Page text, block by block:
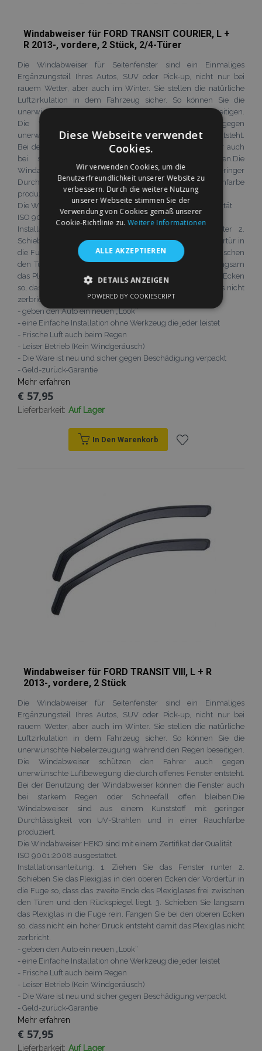
Windabweiser für FORD TRANSIT COURIER, L +
R 2013-, vordere, 2 Stück, 2/4-Türer
Die Windabweiser für Seitenfenster sind ein Einmaliges
Ergänzungsteil Ihres Autos, SUV oder Pick-up, nicht nur bei
rauem Wetter, aber auch im Winter. Sie stellen die natürliche
Luftzirkulation in dem Fahrzeug sicher. So können Sie die
unerwünschte Nebelerzeugung während den Regen beseitigen.
Die Windabweiser schützen den Fahrer auch gegen
unerwünschte Luftbewegung die durch offenes Fenster entsteht.
Bei der Benutzung der Windabweiser können die Fenster auch
bei starkem Regen oder Schneefall offen bleiben.Die
Windabweiser sind aus einem Kunststoff mit geringer
Durchlässigkeit von UV-Strahlen und in einer Rauchfarbe
produziert.
Die Windabweiser HEKO sind mit einem Zertifikat der Qualität
ISO 9001:2008 ausgestattet.
Installationsanleitung: 1. Ziehen Sie das Fenster runter 2.
Schieben Sie das Plexiglas in den oberen Ecken der Vordertür in
die Fuge so, dass das zweite Ende des Plexiglases frei zwischen
den Türen und den Rückspiegel liegt. 3. Schieben Sie langsam
das Plexiglas in die Fuge rein. Fangen Sie bei den oberen Ecken
so, dass nicht ein hoher Druck entsteht damit das Plexiglas nicht
zerbricht.
- geben den Auto ein neuen „Look“
- eine Einfache Installation ohne Werkzeug die jeder leistet
- Frische Luft auch beim Regen
- Leiser Betrieb (Kein Windgeräusch)
- Die Ware ist neu und sicher gegen Beschädigung verpackt
- Geld-zurück-Garantie
Mehr erfahren
€ 57,95
Lieferbarkeit: Auf Lager
In Den Warenkorb
hinzufügen
Windabweiser für FORD TRANSIT VIII, L + R
2013-, vordere, 2 Stück
Die Windabweiser für Seitenfenster sind ein Einmaliges
Ergänzungsteil Ihres Autos, SUV oder Pick-up, nicht nur bei
rauem Wetter, aber auch im Winter. Sie stellen die natürliche
Luftzirkulation in dem Fahrzeug sicher. So können Sie die
unerwünschte Nebelerzeugung während den Regen beseitigen.
Die Windabweiser schützen den Fahrer auch gegen
unerwünschte Luftbewegung die durch offenes Fenster entsteht.
Bei der Benutzung der Windabweiser können die Fenster auch
bei starkem Regen oder Schneefall offen bleiben.Die
Windabweiser sind aus einem Kunststoff mit geringer
Durchlässigkeit von UV-Strahlen und in einer Rauchfarbe
produziert.
Die Windabweiser HEKO sind mit einem Zertifikat der Qualität
ISO 9001:2008 ausgestattet.
Installationsanleitung: 1. Ziehen Sie das Fenster runter 2.
Schieben Sie das Plexiglas in den oberen Ecken der Vordertür in
die Fuge so, dass das zweite Ende des Plexiglases frei zwischen
den Türen und den Rückspiegel liegt. 3. Schieben Sie langsam
das Plexiglas in die Fuge rein. Fangen Sie bei den oberen Ecken
so, dass nicht ein hoher Druck entsteht damit das Plexiglas nicht
zerbricht.
- geben den Auto ein neuen „Look“
- eine Einfache Installation ohne Werkzeug die jeder leistet
- Frische Luft auch beim Regen
- Leiser Betrieb (Kein Windgeräusch)
- Die Ware ist neu und sicher gegen Beschädigung verpackt
- Geld-zurück-Garantie
Mehr erfahren
€ 57,95
Lieferbarkeit: Auf Lager
Diese Webseite verwendet
Cookies.
Wir verwenden Cookies, um die
Benutzerfreundlichkeit unserer Website zu
verbessern. Durch die weitere Nutzung
unserer Webseite stimmen Sie der
Verwendung von Cookies gemäß unserer
Cookie-Richtlinie zu.Weitere Informationen
ALLE AKZEPTIEREN
DETAILS ANZEIGEN
PERFORMANCE TARGETING
FUNKTIONALITÄT
Unbedingt erforderliche Cookies ermöglichen
wesentliche Kernfunktionen der Website wie
Anbieter /
Domäne
mage-translation-file-version
www.vtvauto.at
recently_viewed_product
PHPSESSID
PHP.net
.vtvauto.at
mage-cache-sessid
Adobe Inc.
www.vtvauto.at
product_data_storage
Adobe Inc.
recently_viewed_product_previous
POWERED BY COOKIESCRIPT